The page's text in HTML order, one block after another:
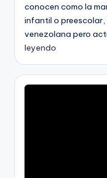
conocen como la
infantil o preescolar,
venezolana pero
leyendo